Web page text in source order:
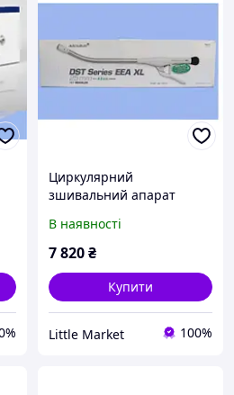
Циркулярний
зшивальний апарат
В наявності
7 820₴
Купити
Little Market 100%